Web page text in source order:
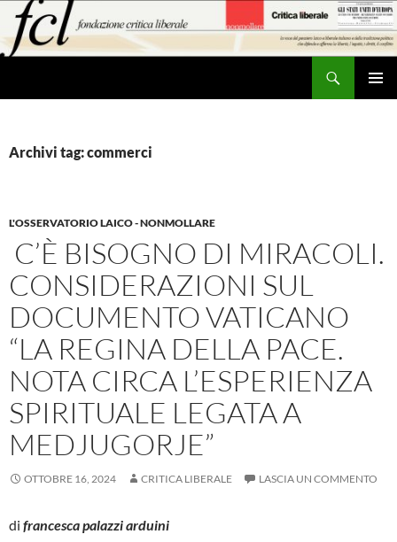
contenuto
Archivi tag: commerci
L'OSSERVATORIO LAICO - NONMOLLARE
C’È BISOGNO DI MIRACOLI.
CONSIDERAZIONI SUL
DOCUMENTO VATICANO
“LA REGINA DELLA PACE.
NOTA CIRCA L’ESPERIENZA
SPIRITUALE LEGATA A
MEDJUGORJE”
OTTOBRE 16, 2024 CRITICA LIBERALE LASCIA UN COMMENTO
di francesca palazzi arduini